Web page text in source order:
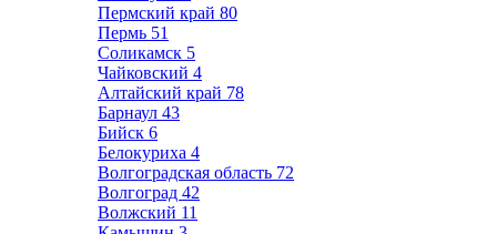
Пермский край 80
Пермь 51
Соликамск 5
Чайковский 4
Алтайский край 78
Барнаул 43
Бийск 6
Белокуриха 4
Волгоградская область 72
Волгоград 42
Волжский 11